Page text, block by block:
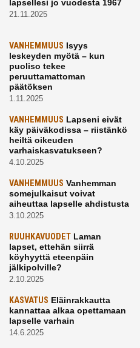
lapsellesi jo vuodesta 1967
21.11.2025
VANHEMMUUS Isyys
leskeyden myötä – kun
puoliso tekee
peruuttamattoman
päätöksen
1.11.2025
VANHEMMUUS Lapseni eivät
käy päiväkodissa – riistänkö
heiltä oikeuden
varhaiskasvatukseen?
4.10.2025
VANHEMMUUS Vanhemman
somejulkaisut voivat
aiheuttaa lapselle ahdistusta
3.10.2025
RUUHKAVUODET Laman
lapset, ettehän siirrä
köyhyyttä eteenpäin
jälkipolville?
2.10.2025
KASVATUS Eläinrakkautta
kannattaa alkaa opettamaan
lapselle varhain
14.6.2025